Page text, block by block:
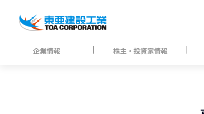
企業情報 株主・投資家情報